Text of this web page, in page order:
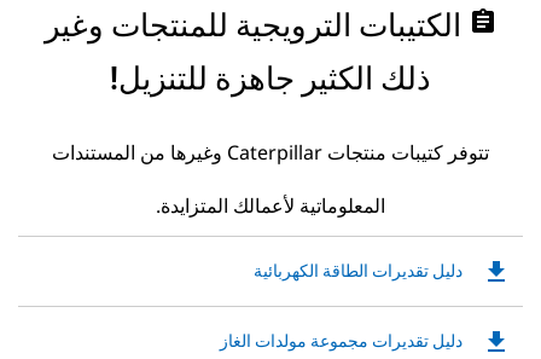
assignment الكتيبات الترويجية للمنتجات وغير
ذلك الكثير جاهزة للتنزيل!
تتوفر كتيبات منتجات Caterpillar وغيرها من المستندات
المعلوماتية لأعمالك المتزايدة.
دليل تقديرات الطاقة الكهربائيةDownloadable
file_download
دليل تقديرات مجموعة مولدات الغازDownloadable
file_download